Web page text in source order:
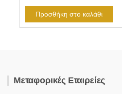
Προσθήκη στο καλάθι
Μεταφορικές Εταιρείες